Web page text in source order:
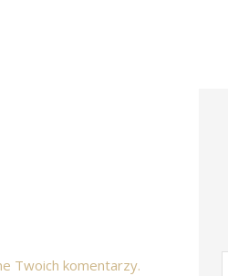
Twoich komentarzy.